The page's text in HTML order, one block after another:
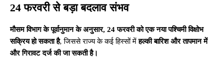
24 फरवरी से बड़ा बदलाव संभव
मौसम विभाग के पूर्वानुमान के अनुसार, 24 फरवरी को एक नया पश्चिमी विक्षोभ
सक्रिय हो सकता है, जिससे राज्य के कई हिस्सों मेंहल्की बारिश और तापमान में
और गिरावट दर्ज की जा सकती है।